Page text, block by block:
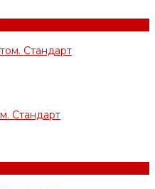
Стандарт